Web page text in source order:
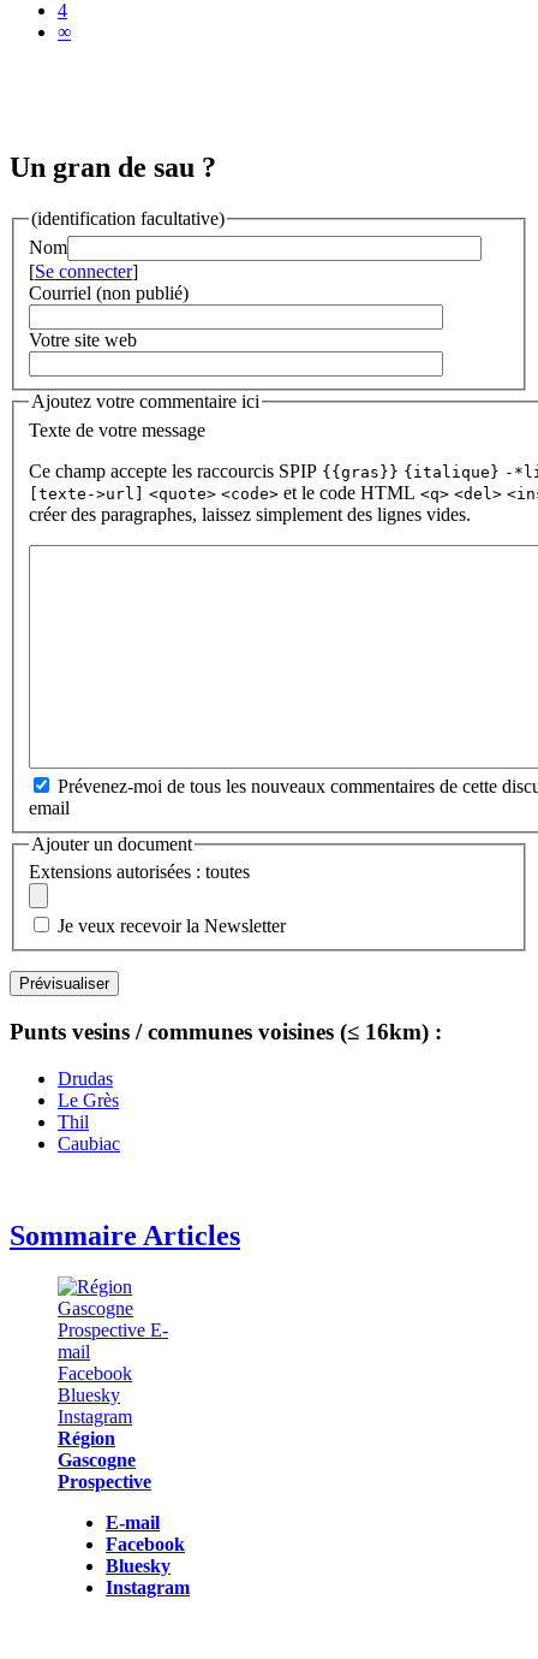
4
∞
Un gran de sau ?
(identification facultative)
Nom
[Se connecter]
Courriel (non publié)
Votre site web
Ajoutez votre commentaire ici
Texte de votre message
Ce champ accepte les raccourcis SPIP {{gras}} {italique} -
[texte->url] <quote> <code> et le code HTML <q> <del>
créer des paragraphes, laissez simplement des lignes vides.
Prévenez-moi de tous les nouveaux commentaires de cette
email
Ajouter un document
Extensions autorisées : toutes
Je veux recevoir la Newsletter
Punts vesins / communes voisines (≤ 16km) :
Drudas
Le Grès
Thil
Caubiac
Sommaire Articles
Région
Gascogne
Prospective
E-mail
Facebook
Bluesky
Instagram